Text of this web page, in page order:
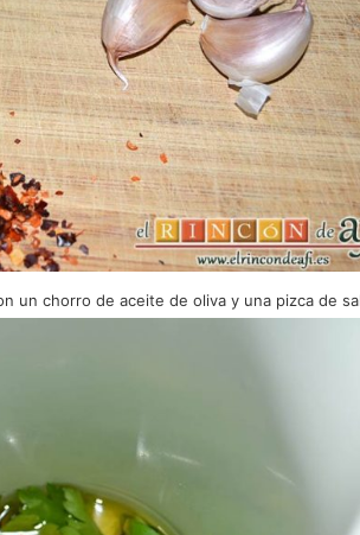
un chorro de aceite de oliva y una pizca de